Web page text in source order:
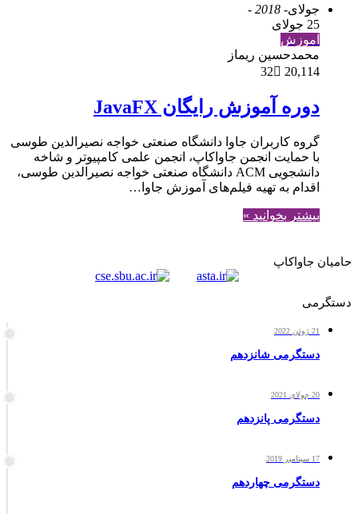
جولای- 2018 -
25 جولای
آموزش
محمدحسین ریماز
32
20,114
دوره آموزش رایگان JavaFX
گروه کاربران جاوا دانشگاه صنعتی خواجه نصیرالدین طوسی
با حمایت انجمن جاواکاپ، انجمن علمی کامپیوتر و شاخه
دانشجویی ACM دانشگاه صنعتی خواجه نصیرالدین طوسی،
اقدام به تهیه فیلم‌های آموزش جاوا…
بیشتر بخوانید »
حامیان جاواکاپ
دستگرمی
21 ژوئن 2022
دستگرمی شانزدهم
20 جولای 2021
دستگرمی پانزدهم
17 سپتامبر 2019
دستگرمی چهاردهم